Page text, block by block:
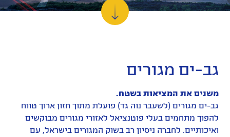
צרו
קשר
גב-ים מגורים
משנים את המציאות בשטח.
גב-ים מגורים (לשעבר נוה גד) פועלת מתוך חזון ארוך טווח
להפוך מתחמים בעלי פוטנציאל לאזורי מגורים מבוקשים
ואיכותיים. לחברה ניסיון רב בשוק המגורים בישראל, עם